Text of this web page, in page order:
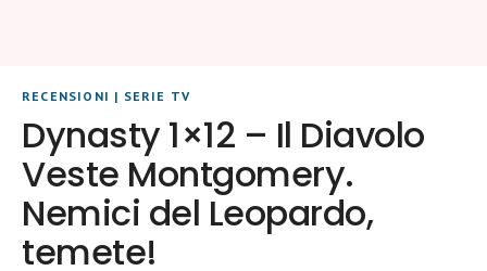
RECENSIONI | SERIE TV
Dynasty 1×12 – Il Diavolo
Veste Montgomery.
Nemici del Leopardo,
temete!